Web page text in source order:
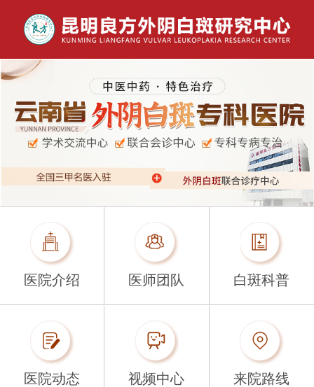
医院介绍 医师团队 白斑科普
医院动态 视频中心 来院路线